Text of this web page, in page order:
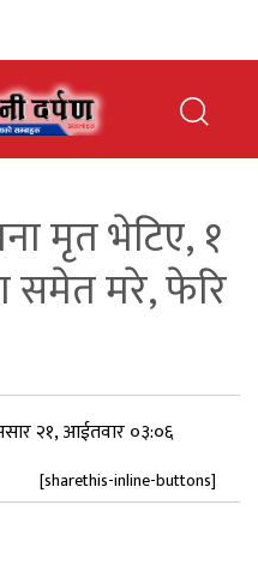
मृत भेटिए, १
समेत मरे, फेरि
२१, आईतवार ०३:०६
[sharethis-inline-buttons]